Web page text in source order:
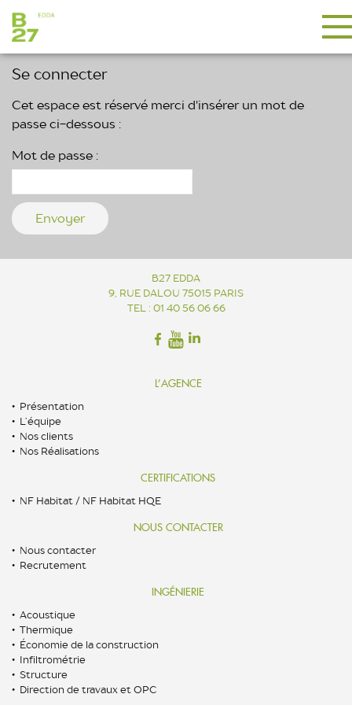
Se connecter
Cet espace est réservé merci d'insérer un mot de
passe ci-dessous :
Mot de passe :
B27 EDDA
9, RUE DALOU 75015 PARIS
TEL : 01 40 56 06 66
L’AGENCE
Présentation
L’équipe
Nos clients
Nos Réalisations
CERTIFICATIONS
NF Habitat / NF Habitat HQE
NOUS CONTACTER
Nous contacter
Recrutement
INGÉNIERIE
Acoustique
Thermique
Économie de la construction
Infiltrométrie
Structure
Direction de travaux et OPC